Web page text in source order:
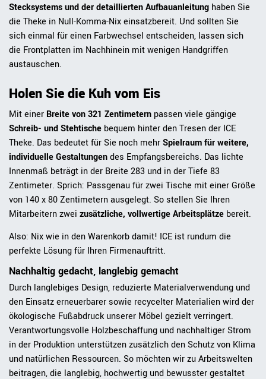
Stecksystems und der detaillierten Aufbauanleitung haben Sie
die Theke in Null-Komma-Nix einsatzbereit. Und sollten Sie
sich einmal für einen Farbwechsel entscheiden, lassen sich
die Frontplatten im Nachhinein mit wenigen Handgriffen
austauschen.
Holen Sie die Kuh vom Eis
Mit einer Breite von 321 Zentimetern passen viele gängige
Schreib- und Stehtische bequem hinter den Tresen der ICE
Theke. Das bedeutet für Sie noch mehrSpielraum für weitere,
individuelle Gestaltungendes Empfangsbereichs. Das lichte
Innenmaß beträgt in der Breite 283 und in der Tiefe 83
Zentimeter. Sprich: Passgenau für zwei Tische mit einer Größe
von 140 x 80 Zentimetern ausgelegt. So stellen Sie Ihren
Mitarbeitern zwei zusätzliche, vollwertige Arbeitsplätze bereit.
Also: Nix wie in den Warenkorb damit! ICE ist rundum die
perfekte Lösung für Ihren Firmenauftritt.
Nachhaltig gedacht, langlebig gemacht
Durch langlebiges Design, reduzierte Materialverwendung und
den Einsatz erneuerbarer sowie recycelter Materialien wird der
ökologische Fußabdruck unserer Möbel gezielt verringert.
Verantwortungsvolle Holzbeschaffung und nachhaltiger Strom
in der Produktion unterstützen zusätzlich den Schutz von Klima
und natürlichen Ressourcen. So möchten wir zu Arbeitswelten
beitragen, die langlebig, hochwertig und bewusster gestaltet